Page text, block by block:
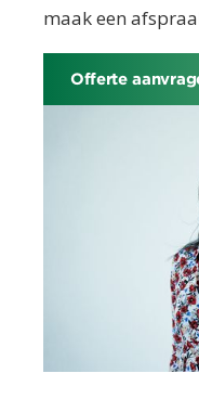
maak een
Offerte